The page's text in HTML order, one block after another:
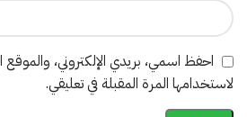
احفظ اسمي، بريدي الإلكتروني، والموقع
لاستخدامها المرة المقبلة في تعليقي.